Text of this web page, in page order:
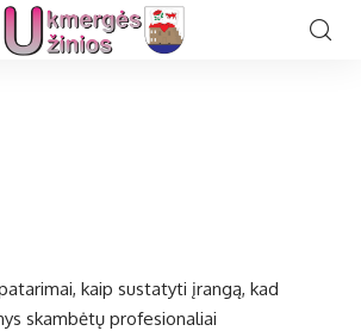
kaip sustatyti įrangą, kad
skambėtų profesionaliai